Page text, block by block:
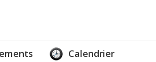
Calendrier